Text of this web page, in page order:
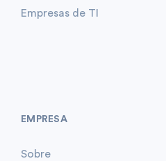
Empresas de TI
EMPRESA
Sobre